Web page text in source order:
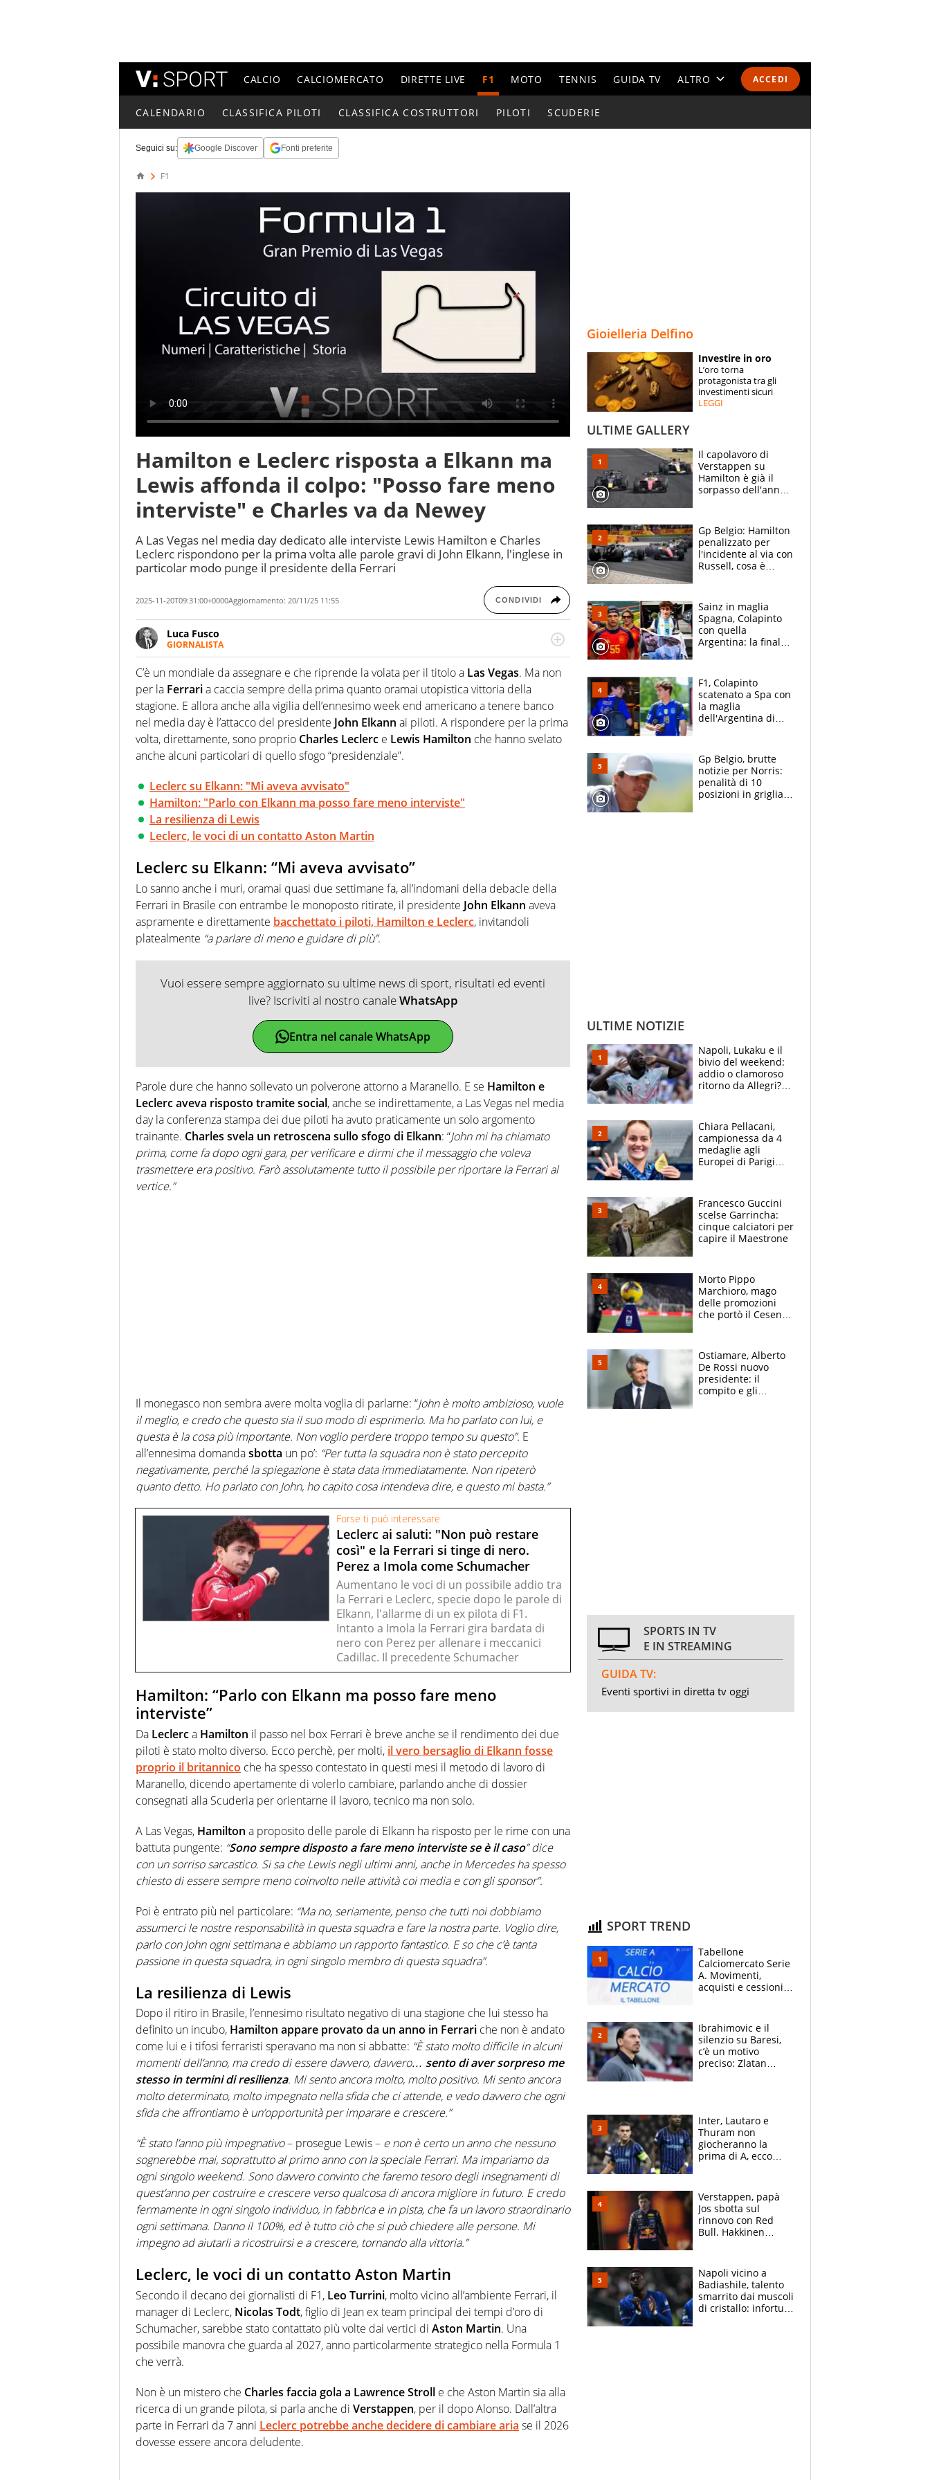
ACCEDI
CALCIO CALCIOMERCATO DIRETTE LIVE F1 MOTO TENNIS GUIDA TV ALTRO
ESPERTI
CONTATTI
CALENDARIO CLASSIFICA PILOTI CLASSIFICA COSTRUTTORI PILOTI SCUDERIE
Seguici su: Google Discover Fonti preferite
F1
Hamilton e Leclerc risposta a Elkann ma
Lewis affonda il colpo: "Posso fare meno
interviste" e Charles va da Newey
A Las Vegas nel media day dedicato alle interviste Lewis Hamilton e Charles
Leclerc rispondono per la prima volta alle parole gravi di John Elkann, l'inglese in
particolar modo punge il presidente della Ferrari
2025-11-20T09:31:00+0000Aggiornamento: 20/11/25 11:55 CONDIVIDI
Luca Fusco
GIORNALISTA
Giornalista multimediale. Quando si accendono i motori, lui sgasa, impenna, derapa. E
spesso e volentieri finisce sul podio
C’è un mondiale da assegnare e che riprende la volata per il titolo a Las Vegas. Ma non
per la Ferraria caccia sempre della prima quanto oramai utopistica vittoria della
stagione. E allora anche alla vigilia dell’ennesimo week end americano a tenere banco
nel media day è l’attacco del presidente John Elkann ai piloti. A rispondere per la prima
volta, direttamente, sono proprio Charles Leclerc e Lewis Hamilton che hanno svelato
anche alcuni particolari di quello sfogo “presidenziale”.
Leclerc su Elkann: "Mi aveva avvisato"
Hamilton: "Parlo con Elkann ma posso fare meno interviste"
La resilienza di Lewis
Leclerc, le voci di un contatto Aston Martin
Leclerc su Elkann: “Mi aveva avvisato”
Lo sanno anche i muri, oramai quasi due settimane fa, all’indomani della debacle della
Ferrari in Brasile con entrambe le monoposto ritirate, il presidente John Elkann aveva
aspramente e direttamente bacchettato i piloti, Hamilton e Leclerc, invitandoli
platealmente “a parlare di meno e guidare di più”.
Vuoi essere sempre aggiornato su ultime news di sport, risultati ed eventi
live? Iscriviti al nostro canaleWhatsApp
Entra nel canale WhatsApp
Parole dure che hanno sollevato un polverone attorno a Maranello. E se Hamilton e
Leclerc aveva risposto tramite social, anche se indirettamente, a Las Vegas nel media
day la conferenza stampa dei due piloti ha avuto praticamente un solo argomento
trainante. Charles svela un retroscena sullo sfogo di Elkann: “John mi ha chiamato
prima, come fa dopo ogni gara, per verificare e dirmi che il messaggio che voleva
trasmettere era positivo. Farò assolutamente tutto il possibile per riportare la Ferrari al
vertice.”
Il monegasco non sembra avere molta voglia di parlarne: “John è molto ambizioso, vuole
il meglio, e credo che questo sia il suo modo di esprimerlo. Ma ho parlato con lui, e
questa è la cosa più importante. Non voglio perdere troppo tempo su questo”. E
all’ennesima domandasbotta un po’: “Per tutta la squadra non è stato percepito
negativamente, perché la spiegazione è stata data immediatamente. Non ripeterò
quanto detto. Ho parlato con John, ho capito cosa intendeva dire, e questo mi basta.”
Forse ti può interessare
Leclerc ai saluti: "Non può restare
così" e la Ferrari si tinge di nero.
Perez a Imola come Schumacher
Aumentano le voci di un possibile addio tra
la Ferrari e Leclerc, specie dopo le parole di
Elkann, l'allarme di un ex pilota di F1.
Intanto a Imola la Ferrari gira bardata di
nero con Perez per allenare i meccanici
Cadillac. Il precedente Schumacher
Hamilton: “Parlo con Elkann ma posso fare meno
interviste”
Da Leclerca Hamilton il passo nel box Ferrari è breve anche se il rendimento dei due
piloti è stato molto diverso. Ecco perchè, per molti, il vero bersaglio di Elkann fosse
proprio il britannico che ha spesso contestato in questi mesi il metodo di lavoro di
Maranello, dicendo apertamente di volerlo cambiare, parlando anche di dossier
consegnati alla Scuderia per orientarne il lavoro, tecnico ma non solo.
A Las Vegas, Hamilton a proposito delle parole di Elkann ha risposto per le rime con una
battuta pungente: “Sono sempre disposto a fare meno interviste se è il caso” dice
con un sorriso sarcastico. Si sa che Lewis negli ultimi anni, anche in Mercedes ha spesso
chiesto di essere sempre meno coinvolto nelle attività coi media e con gli sponsor”.
Poi è entrato più nel particolare: “Ma no, seriamente, penso che tutti noi dobbiamo
assumerci le nostre responsabilità in questa squadra e fare la nostra parte. Voglio dire,
parlo con John ogni settimana e abbiamo un rapporto fantastico. E so che c’è tanta
passione in questa squadra, in ogni singolo membro di questa squadra”.
La resilienza di Lewis
Dopo il ritiro in Brasile, l’ennesimo risultato negativo di una stagione che lui stesso ha
definito un incubo, Hamilton appare provato da un anno in Ferrari che non è andato
come lui e i tifosi ferraristi speravano ma non si abbatte: “È stato molto difficile in alcuni
momenti dell’anno, ma credo di essere davvero, davvero… sento di aver sorpreso me
stesso in termini di resilienza. Mi sento ancora molto, molto positivo. Mi sento ancora
molto determinato, molto impegnato nella sfida che ci attende, e vedo davvero che ogni
sfida che affrontiamo è un’opportunità per imparare e crescere.”
“È stato l’anno più impegnativo– prosegue Lewis – e non è certo un anno che nessuno
sognerebbe mai, soprattutto al primo anno con la speciale Ferrari. Ma impariamo da
ogni singolo weekend. Sono davvero convinto che faremo tesoro degli insegnamenti di
quest’anno per costruire e crescere verso qualcosa di ancora migliore in futuro. E credo
fermamente in ogni singolo individuo, in fabbrica e in pista, che fa un lavoro straordinario
ogni settimana. Danno il 100%, ed è tutto ciò che si può chiedere alle persone. Mi
impegno ad aiutarli a ricostruirsi e a crescere, tornando alla vittoria.”
Leclerc, le voci di un contatto Aston Martin
Secondo il decano dei giornalisti di F1, Leo Turrini, molto vicino all’ambiente Ferrari, il
manager di Leclerc, Nicolas Todt, figlio di Jean ex team principal dei tempi d’oro di
Schumacher, sarebbe stato contattato più volte dai vertici di Aston Martin. Una
possibile manovra che guarda al 2027, anno particolarmente strategico nella Formula 1
che verrà.
Non è un mistero che Charles faccia gola a Lawrence Stroll e che Aston Martin sia alla
ricerca di un grande pilota, si parla anche di Verstappen, per il dopo Alonso. Dall’altra
parte in Ferrari da 7 anni Leclerc potrebbe anche decidere di cambiare aria se il 2026
dovesse essere ancora deludente.
Gioielleria Delfino
Investire in oro
L’oro torna
protagonista tra gli
investimenti sicuri
LEGGI
ULTIME GALLERY
Il capolavoro di
Verstappen su
Hamilton è già il
sorpasso dell'anno:
2021
Gp Belgio: Hamilton
penalizzato per
l'incidente al via con
Russell, cosa è
Sainz in maglia
Spagna, Colapinto
con quella
Argentina: la finale
vede l'ora
F1, Colapinto
scatenato a Spa con
la maglia
dell'Argentina di
le parolacce"
Gp Belgio, brutte
notizie per Norris:
penalità di 10
posizioni in griglia,
ULTIME NOTIZIE
Napoli, Lukaku e il
bivio del weekend:
addio o clamoroso
ritorno da Allegri?
Chiara Pellacani,
campionessa da 4
medaglie agli
Europei di Parigi
giornalista, mamma
Francesca
Insegnante e il
fratello calciatore
Francesco Guccini
scelse Garrincha:
cinque calciatori per
capire il Maestrone
Morto Pippo
Marchioro, mago
delle promozioni
che portò il Cesena
di Baresi
Ostiamare, Alberto
De Rossi nuovo
presidente: il
compito e gli
SPORTS IN TV
E IN STREAMING
GUIDA TV:
Eventi sportivi in diretta tv oggi
SPORT TREND
Tabellone
Calciomercato Serie
A. Movimenti,
acquisti e cessioni:
Ibrahimovic e il
silenzio su Baresi,
c’è un motivo
preciso: Zlatan
Inter, Lautaro e
Thuram non
giocheranno la
prima di A, ecco
Esposito ma la
garanzia è Stankovic
Verstappen, papà
Jos sbotta sul
rinnovo con Red
Bull. Hakkinen
sarebbe un rischio”
Napoli vicino a
Badiashile, talento
smarrito dai muscoli
di cristallo: infortuni